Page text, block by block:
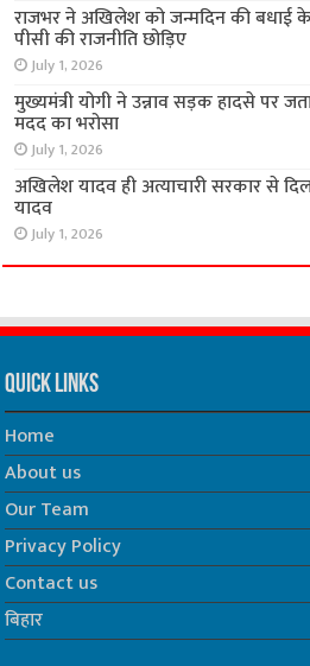
राजभर ने अखिलेश को जन्मदिन की बधाई
पीसी की राजनीति छोड़िए
July 1, 2026
मुख्यमंत्री योगी ने उन्नाव सड़क हादसे पर
मदद का भरोसा
July 1, 2026
अखिलेश यादव ही अत्याचारी सरकार से
यादव
July 1, 2026
Quick Links
Home
About us
Our Team
Privacy Policy
Contact us
बिहार